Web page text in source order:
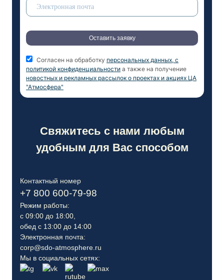
Оставить заявку
Согласен на обработку персональных данных, с
политикой конфиденциальности а также на получение
новостных и рекламных рассылок о проектах и акциях ЦА
"Атмосфера"
Свяжитесь с нами любым
удобным для Вас способом
Контактный номер
+7 800 600-79-98
Режим работы:
с 09:00 до 18:00,
обед с 13:00 до 14:00
Электронная почта:
corp@sdo-atmosphere.ru
Мы в социальных сетях: